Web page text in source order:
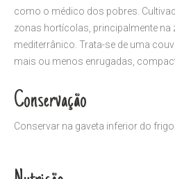
como o médico dos pobres.
zonas hortícolas, principalmente na
mediterrânico. Trata-se de uma
mais ou menos enrugadas,
Conservação
Conservar na gaveta inferior do